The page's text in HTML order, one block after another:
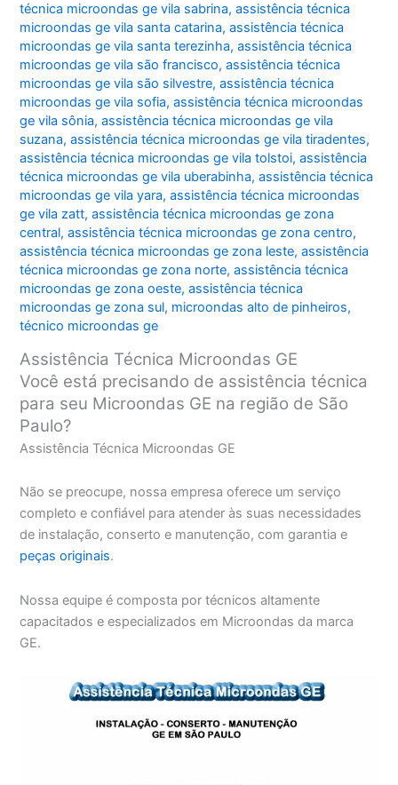
técnica microondas ge vila sabrina,assistência técnica
microondas ge vila santa catarina,assistência técnica
microondas ge vila santa terezinha,assistência técnica
microondas ge vila são francisco,assistência técnica
microondas ge vila são silvestre,assistência técnica
microondas ge vila sofia,assistência técnica microondas
ge vila sônia,assistência técnica microondas ge vila
suzana,assistência técnica microondas ge vila tiradentes,
assistência técnica microondas ge vila tolstoi,assistência
técnica microondas ge vila uberabinha,assistência técnica
microondas ge vila yara,assistência técnica microondas
ge vila zatt,assistência técnica microondas ge zona
central,assistência técnica microondas ge zona centro,
assistência técnica microondas ge zona leste,assistência
técnica microondas ge zona norte,assistência técnica
microondas ge zona oeste,assistência técnica
microondas ge zona sul, microondas alto de pinheiros,
técnico microondas ge
Assistência Técnica Microondas GE
Você está precisando de assistência técnica
para seu Microondas GE na região de São
Paulo?
Assistência Técnica Microondas GE
Não se preocupe, nossa empresa oferece um serviço
completo e confiável para atender às suas necessidades
de instalação, conserto e manutenção, com garantia e
peças originais.
Nossa equipe é composta por técnicos altamente
capacitados e especializados em Microondas da marca
GE.